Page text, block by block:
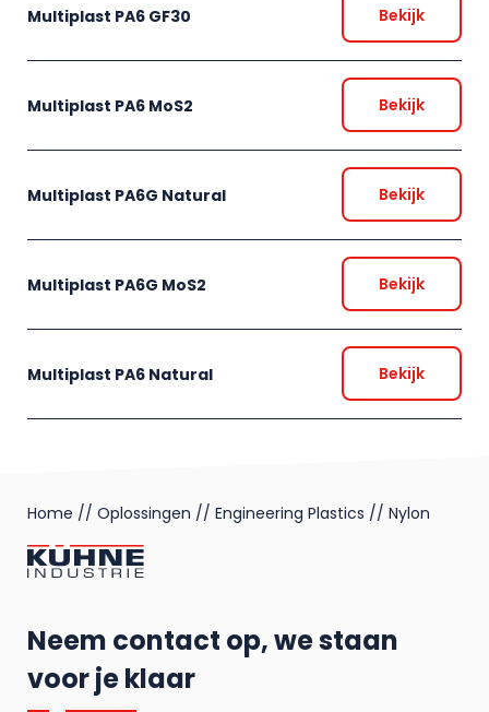
Multiplast PA6 GF30 Bekijk
Multiplast PA6 MoS2 Bekijk
Multiplast PA6G Natural Bekijk
Multiplast PA6G MoS2 Bekijk
Multiplast PA6 Natural Bekijk
Home // Oplossingen // Engineering Plastics // Nylon
Neem contact op, we staan
voor je klaar